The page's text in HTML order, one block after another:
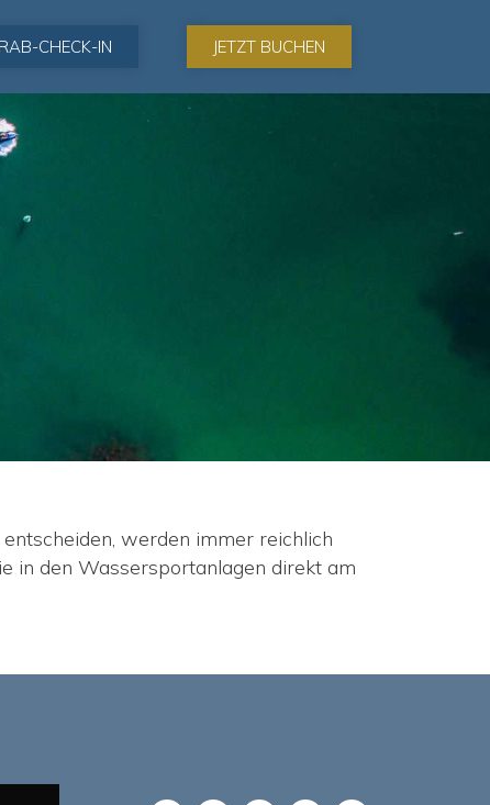
CHECK-IN JETZT BUCHEN
werden immer reichlich
in den Wassersportanlagen direkt am